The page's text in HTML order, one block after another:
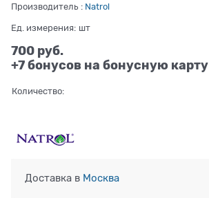
Производитель : Natrol
Ед. измерения: шт
700 руб.
+7 бонусов на бонусную карту
Количество:
Доставка в Москва